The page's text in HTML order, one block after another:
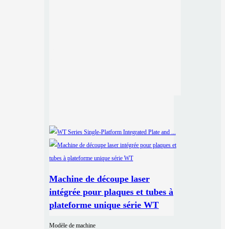
Machine de découpe laser
intégrée pour plaques et tubes à
plateforme unique série WT
Modèle de machine